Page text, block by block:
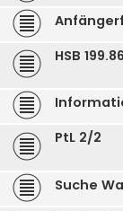
HSB
PtL 2/2
Suche